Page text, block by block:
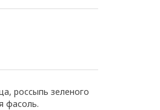
россыпь зеленого
фасоль.